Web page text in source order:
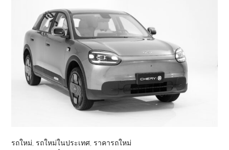
รถใหม่,รถใหม่ในประเทศ,ราคารถใหม่